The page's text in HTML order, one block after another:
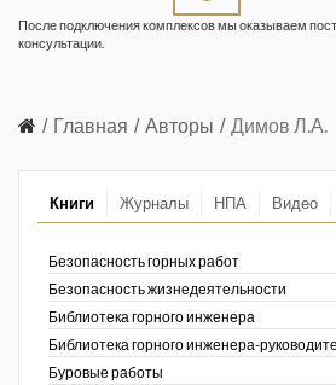
После подключения комплексов мы оказываем
консультации.
Главная Авторы Димов Л.А.
Книги Журналы НПА Видео
Безопасность горных работ
Безопасность жизнедеятельности
Библиотека горного инженера
Библиотека горного инженера-
Буровые работы